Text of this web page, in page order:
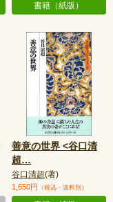
書籍（紙版）
善意の世界 <谷口清
超…
谷口清超(著)
1,650円 （税込・送料別）